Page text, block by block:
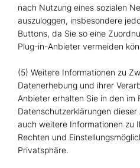
nach Nutzung eines sozialen
auszuloggen, insbesondere
Buttons, da Sie so eine
Plug-in-Anbieter vermeiden
(5) Weitere Informationen zu
Datenerhebung und ihrer
Anbieter erhalten Sie in den im
Datenschutzerklärungen
auch weitere Informationen zu
Rechten und
Privatsphäre.